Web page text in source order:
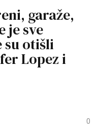
garaže,
je sve
su otišli
Lopez i
0